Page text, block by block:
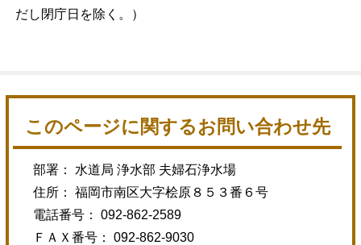
だし閉庁日を除く。）
このページに関するお問い合わせ先
部署： 水道局 浄水部 夫婦石浄水場
住所： 福岡市南区大字桧原８５３番６号
電話番号： 092-862-2589
ＦＡＸ番号： 092-862-9030